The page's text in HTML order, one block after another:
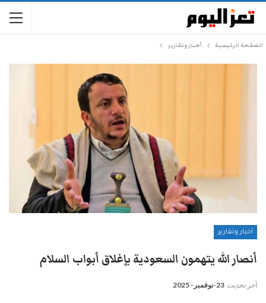
الصفحة الرئيسية أخبار وتقارير
أخبار وتقارير
أنصار الله يتهمون السعودية بإغلاق أبواب السلام
آخر تحديث 23-نوفمبر- 2025